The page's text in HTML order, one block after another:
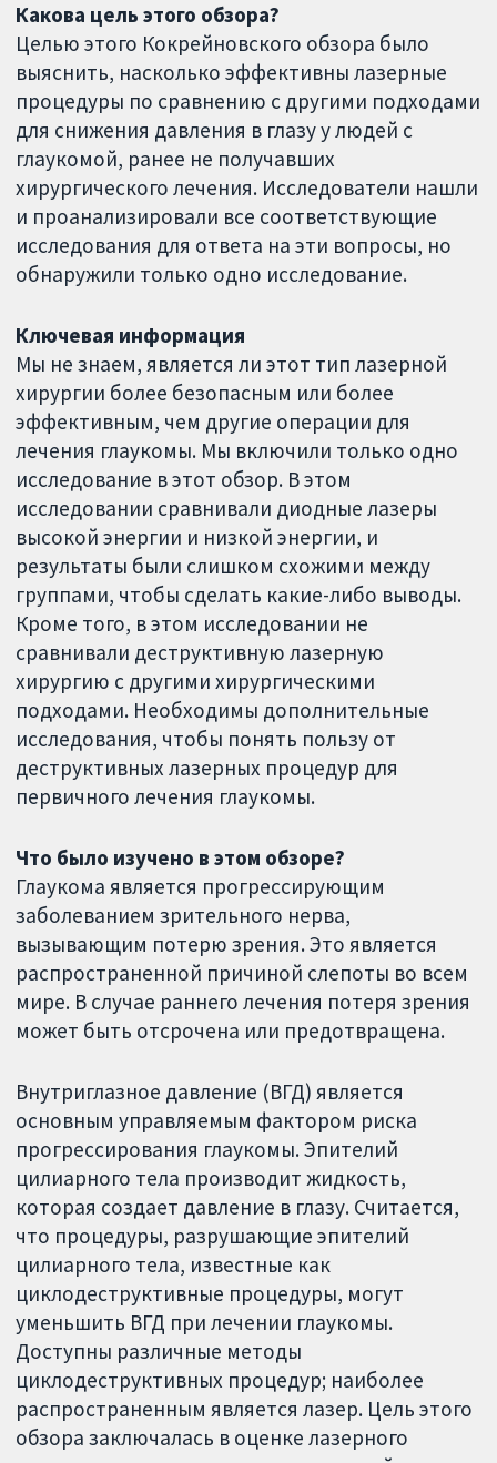
Какова цель этого обзора?
Целью этого Кокрейновского обзора было
выяснить, насколько эффективны лазерные
процедуры по сравнению с другими подходами
для снижения давления в глазу у людей с
глаукомой, ранее не получавших
хирургического лечения. Исследователи нашли
и проанализировали все соответствующие
исследования для ответа на эти вопросы, но
обнаружили только одно исследование.
Ключевая информация
Мы не знаем, является ли этот тип лазерной
хирургии более безопасным или более
эффективным, чем другие операции для
лечения глаукомы. Мы включили только одно
исследование в этот обзор. В этом
исследовании сравнивали диодные лазеры
высокой энергии и низкой энергии, и
результаты были слишком схожими между
группами, чтобы сделать какие-либо выводы.
Кроме того, в этом исследовании не
сравнивали деструктивную лазерную
хирургию с другими хирургическими
подходами. Необходимы дополнительные
исследования, чтобы понять пользу от
деструктивных лазерных процедур для
первичного лечения глаукомы.
Что было изучено в этом обзоре?
Глаукома является прогрессирующим
заболеванием зрительного нерва,
вызывающим потерю зрения. Это является
распространенной причиной слепоты во всем
мире. В случае раннего лечения потеря зрения
может быть отсрочена или предотвращена.
Внутриглазное давление (ВГД) является
основным управляемым фактором риска
прогрессирования глаукомы. Эпителий
цилиарного тела производит жидкость,
которая создает давление в глазу. Считается,
что процедуры, разрушающие эпителий
цилиарного тела, известные как
циклодеструктивные процедуры, могут
уменьшить ВГД при лечении глаукомы.
Доступны различные методы
циклодеструктивных процедур; наиболее
распространенным является лазер. Цель этого
обзора заключалась в оценке лазерного